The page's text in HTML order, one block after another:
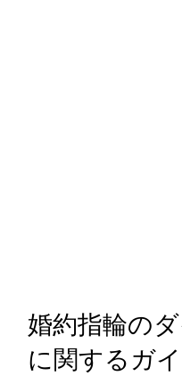
婚約指輪の
に関するガ